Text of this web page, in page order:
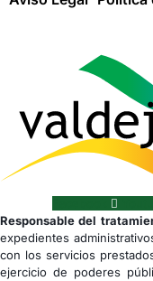
Responsable del
expedientes
con los servicios
ejercicio de poderes